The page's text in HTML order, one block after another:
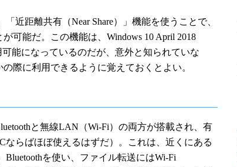
近距離共有（Near Share）」機能を使うことで、
可能だ。この機能は、Windows 10 April 2018
能になっているのだが、意外と知られていな
際に利用できるように覚えておくとよい。
と無線LAN（Wi-Fi）の両方が搭載され、有
ならばほぼ使えるはずだ）。これは、近くにある
を使い、ファイル転送にはWi-Fi